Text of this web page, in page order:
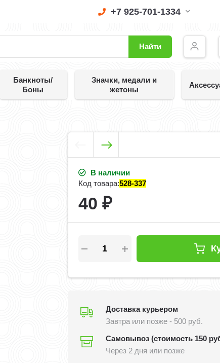
+7 925-701-1334
Найти
Банкноты/
Боны
Значки, медали и
жетоны
В наличии
Код товара:528-337
40 ₽
Доставка курьером
Завтра или позже - 500 руб.
Самовывоз (стоимость 150
Через 2 дня или позже